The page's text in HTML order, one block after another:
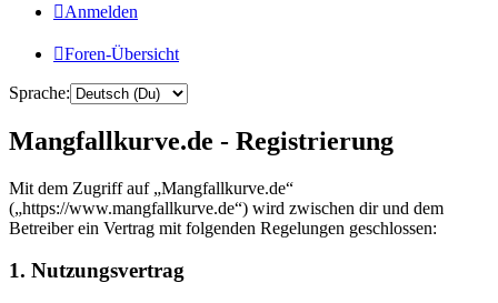
Anmelden
Foren-Übersicht
Sprache:
Mangfallkurve.de - Registrierung
Mit dem Zugriff auf „Mangfallkurve.de“
(„https://www.mangfallkurve.de“) wird zwischen dir und dem
Betreiber ein Vertrag mit folgenden Regelungen geschlossen:
1. Nutzungsvertrag